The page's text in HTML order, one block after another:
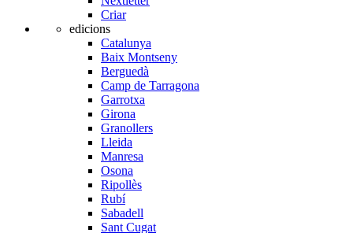
Criar
edicions
Catalunya
Baix Montseny
Berguedà
Camp de Tarragona
Garrotxa
Girona
Granollers
Lleida
Manresa
Osona
Ripollès
Rubí
Sabadell
Sant Cugat